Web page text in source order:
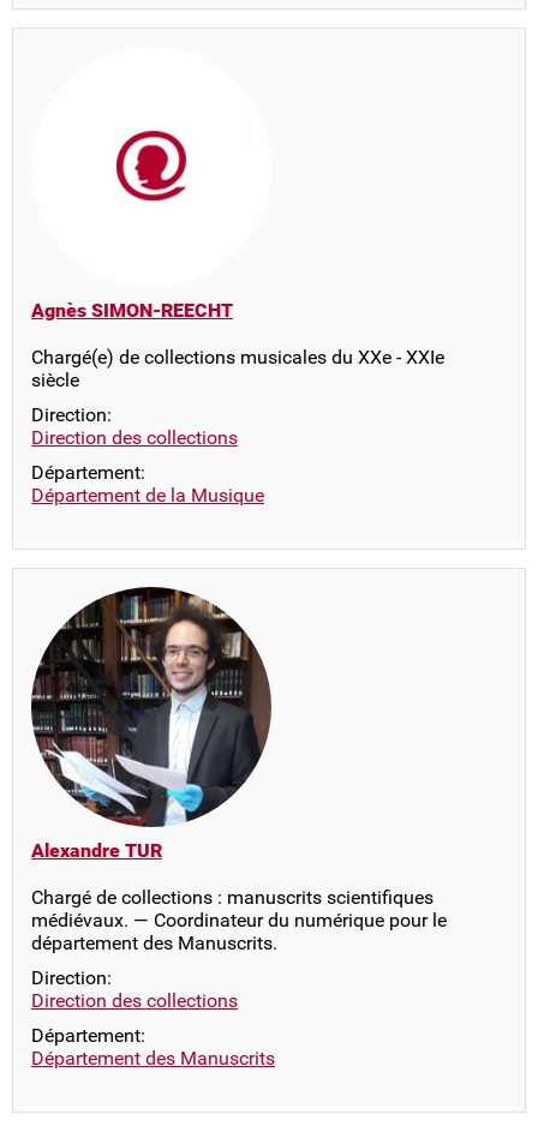
Agnès SIMON-REECHT
Chargé(e) de collections musicales du XXe - XXIe
siècle
Direction:
Direction des collections
Département:
Département de la Musique
Alexandre TUR
Chargé de collections : manuscrits scientifiques
médiévaux. — Coordinateur du numérique pour le
département des Manuscrits.
Direction:
Direction des collections
Département:
Département des Manuscrits